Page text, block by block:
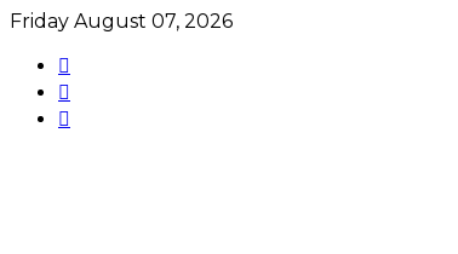
Friday August 07, 2026